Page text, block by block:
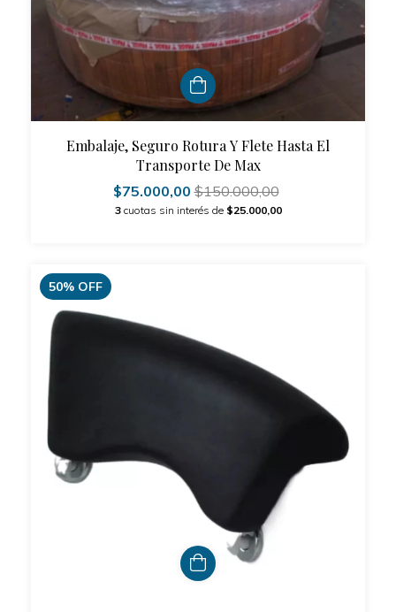
Embalaje, Seguro Rotura Y Flete Hasta El
Transporte De Max
$75.000,00$150.000,00
3 cuotas sin interés de $25.000,00
50% OFF